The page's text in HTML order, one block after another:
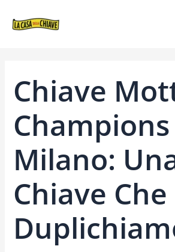
Chiave
Milano:
Chiave Che
ARTICOLI